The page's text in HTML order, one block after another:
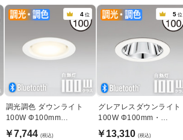
4 位
調光調色 ダウンライト
100W Φ100mm
Bluetooth｜ホワイト
￥7,744 (税込)
5 位
グレアレスダウンライト
100W Φ100mm・
Bluetooth｜ホワイト
￥13,310 (税込)